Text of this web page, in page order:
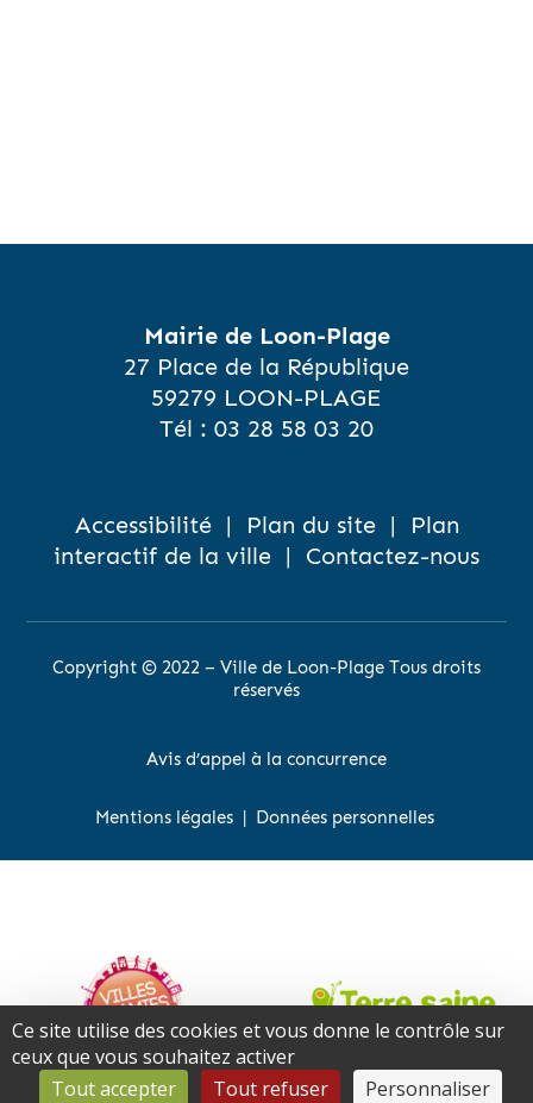
Mairie de Loon-Plage
27 Place de la République
59279 LOON-PLAGE
Tél : 03 28 58 03 20
Accessibilité| Plan du site|
Plan
interactif de la ville | Contactez-nous
Copyright © 2022 – Ville de Loon-Plage Tous droits
réservés
Avis d’appel à la concurrence
Mentions légales| Données personnelles
Ce site utilise des cookies et vous donne le contrôle sur
ceux que vous souhaitez activer
Tout accepter
Tout refuser Personnaliser